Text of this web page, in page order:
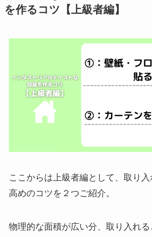
を作るコツ【上級者編】
ここからは上級者編として、取り
高めのコツを２つご紹介。
物理的な面積が広い分、取り入れ